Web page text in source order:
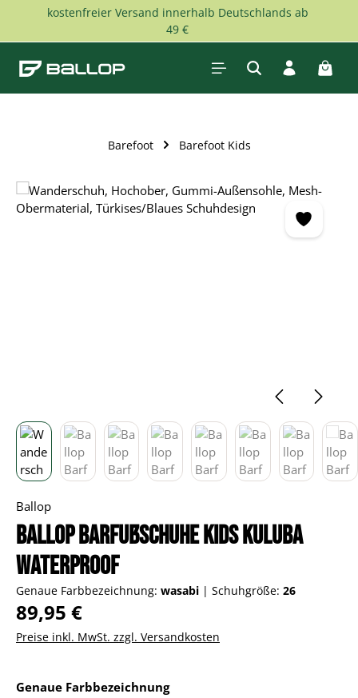
Zum Hauptinhalt springen
kostenfreier Versand innerhalb Deutschlands ab
49 €
Barefoot Barefoot Kids
Bildergalerie überspringen
Ballop
Ballop Barfußschuhe Kids Kuluba
Waterproof
Genaue Farbbezeichnung: wasabi | Schuhgröße: 26
Regulärer Preis:
89,95 €
Preise inkl. MwSt. zzgl. Versandkosten
Genaue Farbbezeichnungauswählen